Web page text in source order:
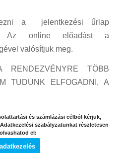
a jelentkezési űrlap
Az online előadást a
valósítjuk meg.
RENDEZVÉNYRE TÖBB
TUDUNK ELFOGADNI, A
és számlázási célból kérjük,
szabályzatunkat részletesen
el:
adatkezelés